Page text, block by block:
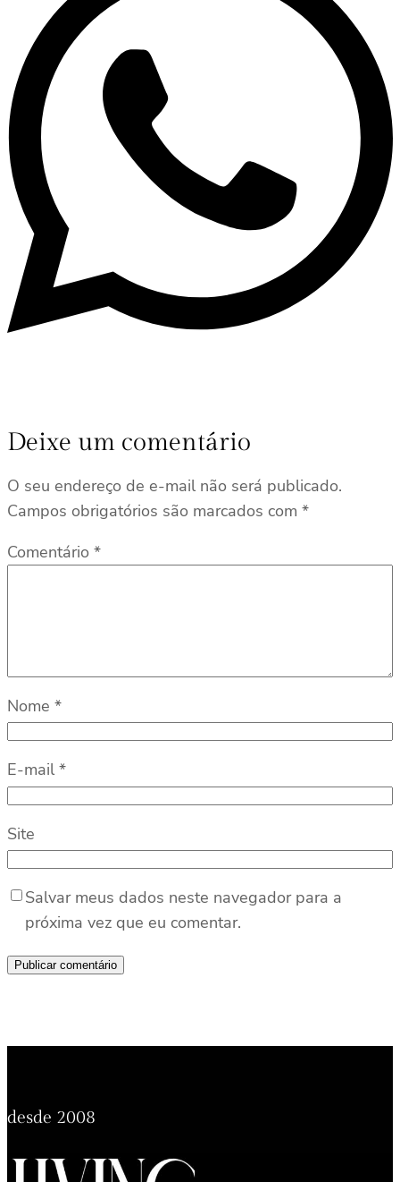
Deixe um comentário
O seu endereço de e-mail não será publicado.
Campos obrigatórios são marcados com *
Comentário *
Nome *
E-mail *
Site
Salvar meus dados neste navegador para a
próxima vez que eu comentar.
desde 2008